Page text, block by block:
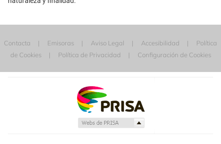
Contacta Emisoras Aviso Legal Accesibilidad
Política
de Cookies
Política de Privacidad Configuración de Cookies